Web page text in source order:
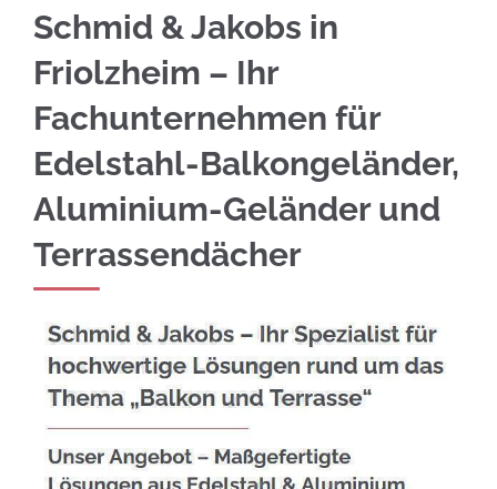
Schmid & Jakobs in
Friolzheim – Ihr
Fachunternehmen für
Edelstahl-Balkongeländer,
Aluminium-Geländer und
Terrassendächer